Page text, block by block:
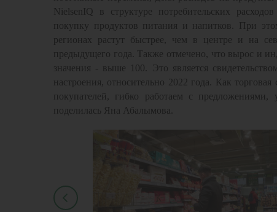
Nielsen IQ
в структуре потребительских
покупку продуктов питания и напитков. При
регионах растут быстрее, чем в центре и на
предыдущего года. Также отмечено, что вырос и
значения - выше 100. Это является
настроения, относительно 2022 года. Как
покупателей, гибко работаем с
поделилась Яна Абалымова.